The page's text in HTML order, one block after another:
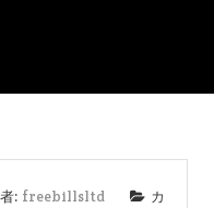
: freebillsltd
カ